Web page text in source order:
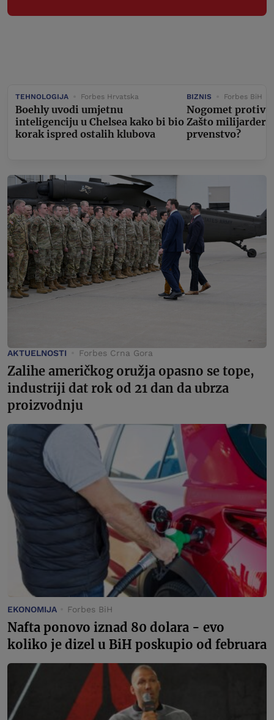
TEHNOLOGIJA Forbes Hrvatska
Boehly uvodi umjetnu
inteligenciju u Chelsea kako bi bio
korak ispred ostalih klubova
BIZNIS Forbes BiH
Nogomet protiv
Zašto milijarderi
prvenstvo?
AKTUELNOSTI Forbes Crna Gora
Zalihe američkog oružja opasno se tope,
industriji dat rok od 21 dan da ubrza
proizvodnju
EKONOMIJA Forbes BiH
Nafta ponovo iznad 80 dolara - evo
koliko je dizel u BiH poskupio od februara